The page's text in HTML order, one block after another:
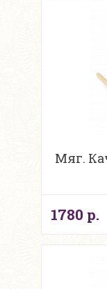
Мяг.
1780 р.